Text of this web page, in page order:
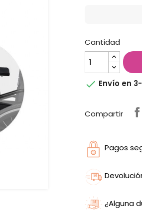
Cantidad
 Envío en
Compartir
Pagos
¿Alguna